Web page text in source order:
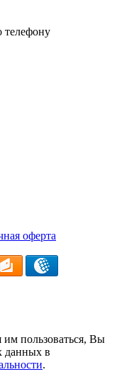
телефону
оферта
пользоваться, Вы
данных в
.